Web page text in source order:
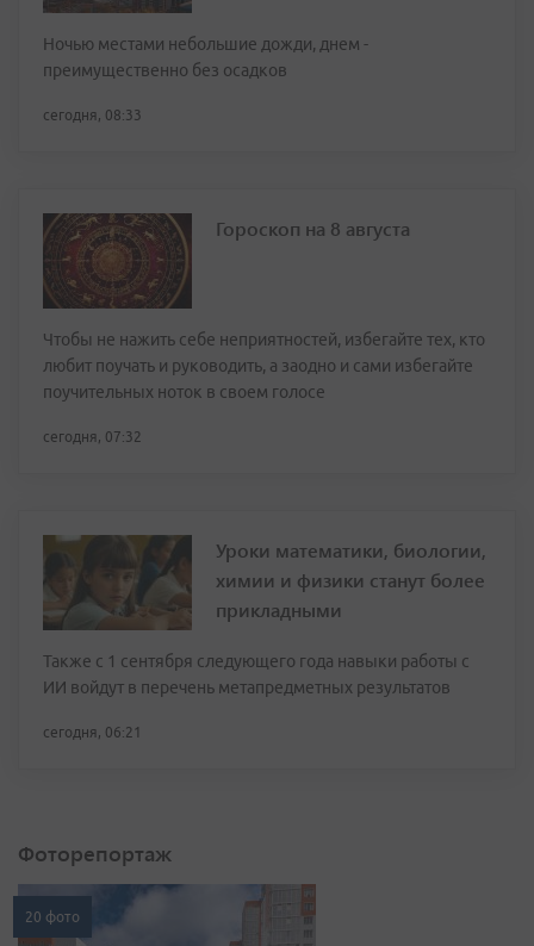
Ночью местами небольшие дожди, днем -
преимущественно без осадков
сегодня, 08:33
Гороскоп на 8 августа
Чтобы не нажить себе неприятностей, избегайте тех, кто
любит поучать и руководить, а заодно и сами избегайте
поучительных ноток в своем голосе
сегодня, 07:32
Уроки математики, биологии,
химии и физики станут более
прикладными
Также с 1 сентября следующего года навыки работы с
ИИ войдут в перечень метапредметных результатов
сегодня, 06:21
Фоторепортаж
20 фото